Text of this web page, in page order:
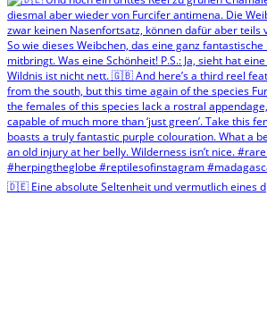
🇩🇪 Eine absolute Seltenheit und vermutlich eines d